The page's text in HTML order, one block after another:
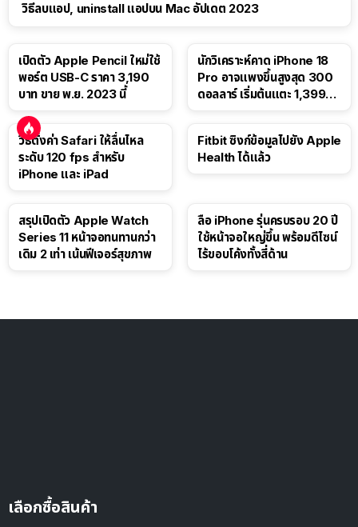
วิธีลบแอป, uninstall แอปบน Mac อัปเดต 2023
เปิดตัว Apple Pencil ใหม่ใช้
พอร์ต USB-C ราคา 3,190
บาท ขาย พ.ย. 2023 นี้
นักวิเคราะห์คาด iPhone 18
Pro อาจแพงขึ้นสูงสุด 300
ดอลลาร์ เริ่มต้นแตะ 1,399
วิธีตั้งค่า Safari ให้ลื่นไหล
ระดับ 120 fps สำหรับ
iPhone และ iPad
Fitbit ซิงก์ข้อมูลไปยัง Apple
Health ได้แล้ว
สรุปเปิดตัว Apple Watch
Series 11 หน้าจอทนทานกว่า
เดิม 2 เท่า เน้นฟีเจอร์สุขภาพ
ลือ iPhone รุ่นครบรอบ 20 ปี
ใช้หน้าจอใหญ่ขึ้น พร้อมดีไซน์
ไร้ขอบโค้งทั้งสี่ด้าน
เลือกซื้อสินค้า